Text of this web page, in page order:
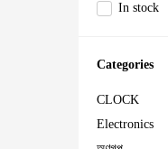
In stock
Categories
CLOCK
Electronics